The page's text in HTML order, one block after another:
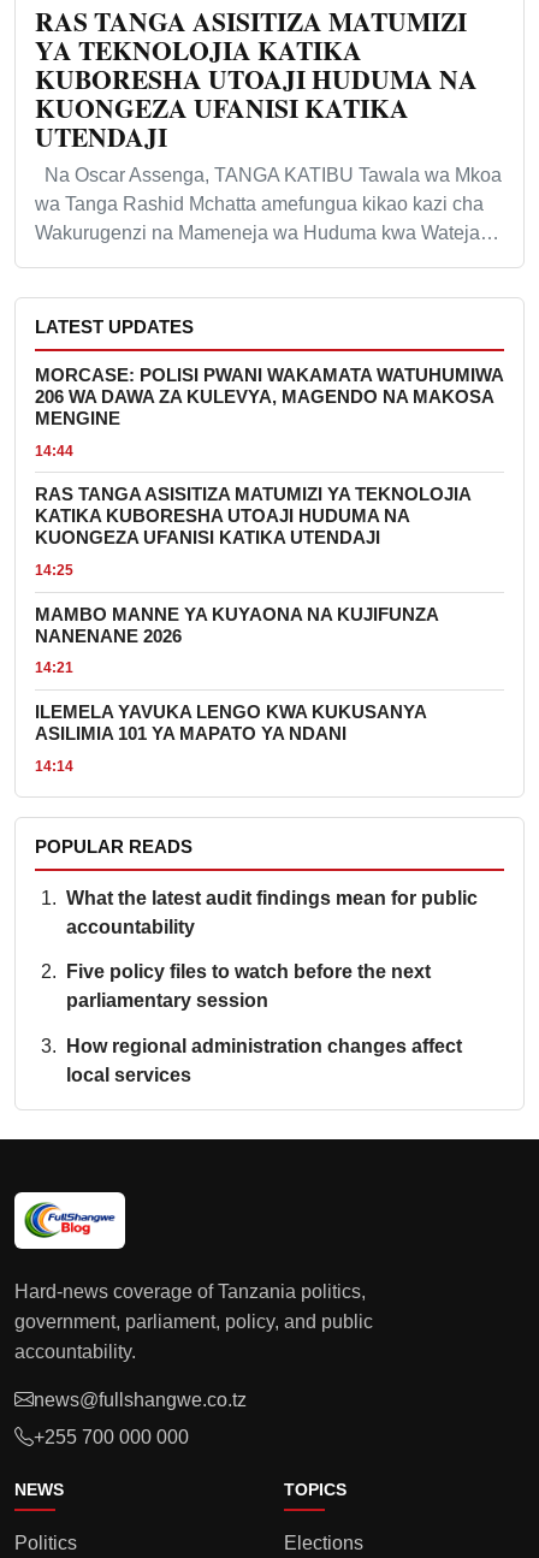
RAS TANGA ASISITIZA MATUMIZI
YA TEKNOLOJIA KATIKA
KUBORESHA UTOAJI HUDUMA NA
KUONGEZA UFANISI KATIKA
UTENDAJI
Na Oscar Assenga, TANGA KATIBU Tawala wa Mkoa
wa Tanga Rashid Mchatta amefungua kikao kazi cha
Wakurugenzi na Mameneja wa Huduma kwa Wateja…
LATEST UPDATES
MORCASE: POLISI PWANI WAKAMATA WATUHUMIWA
206 WA DAWA ZA KULEVYA, MAGENDO NA MAKOSA
MENGINE
14:44
RAS TANGA ASISITIZA MATUMIZI YA TEKNOLOJIA
KATIKA KUBORESHA UTOAJI HUDUMA NA
KUONGEZA UFANISI KATIKA UTENDAJI
14:25
MAMBO MANNE YA KUYAONA NA KUJIFUNZA
NANENANE 2026
14:21
ILEMELA YAVUKA LENGO KWA KUKUSANYA
ASILIMIA 101 YA MAPATO YA NDANI
14:14
POPULAR READS
What the latest audit findings mean for public
accountability
Five policy files to watch before the next
parliamentary session
How regional administration changes affect
local services
Hard-news coverage of Tanzania politics,
government, parliament, policy, and public
accountability.
news@fullshangwe.co.tz
+255 700 000 000
NEWS
Politics
TOPICS
Elections